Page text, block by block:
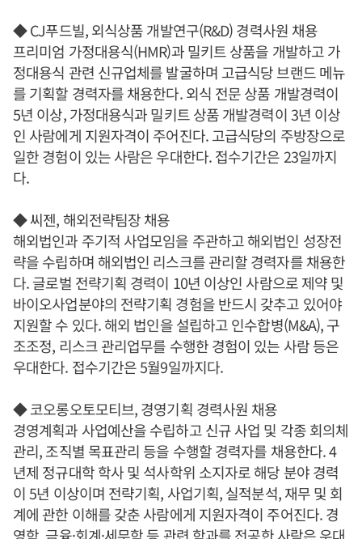
◆ CJ푸드빌, 외식상품 개발연구(R&D) 경력사원 채용
프리미엄 가정대용식(HMR)과 밀키트 상품을 개발하고 가
정대용식 관련 신규업체를 발굴하며 고급식당 브랜드 메뉴
를 기획할 경력자를 채용한다. 외식 전문 상품 개발경력이
5년 이상, 가정대용식과 밀키트 상품 개발경력이 3년 이상
인 사람에게 지원자격이 주어진다. 고급식당의 주방장으로
일한 경험이 있는 사람은 우대한다. 접수기간은 23일까지
다.
◆ 씨젠, 해외전략팀장 채용
해외법인과 주기적 사업모임을 주관하고 해외법인 성장전
략을 수립하며 해외법인 리스크를 관리할 경력자를 채용한
다. 글로벌 전략기획 경력이 10년 이상인 사람으로 제약 및
바이오사업분야의 전략기획 경험을 반드시 갖추고 있어야
지원할 수 있다. 해외 법인을 설립하고 인수합병(M&A), 구
조조정, 리스크 관리업무를 수행한 경험이 있는 사람 등은
우대한다. 접수기간은 5월9일까지다.
◆ 코오롱오토모티브, 경영기획 경력사원 채용
경영계획과 사업예산을 수립하고 신규 사업 및 각종 회의체
관리, 조직별 목표관리 등을 수행할 경력자를 채용한다. 4
년제 정규대학 학사 및 석사학위 소지자로 해당 분야 경력
이 5년 이상이며 전략기획, 사업기획, 실적분석, 재무 및 회
계에 관한 이해를 갖춘 사람에게 지원자격이 주어진다. 경